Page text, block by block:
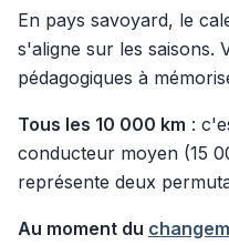
En pays savoyard, le
s'aligne sur les saisons.
pédagogiques à
Tous les 10 000 km :
conducteur moyen (15
représente deux
Au moment du